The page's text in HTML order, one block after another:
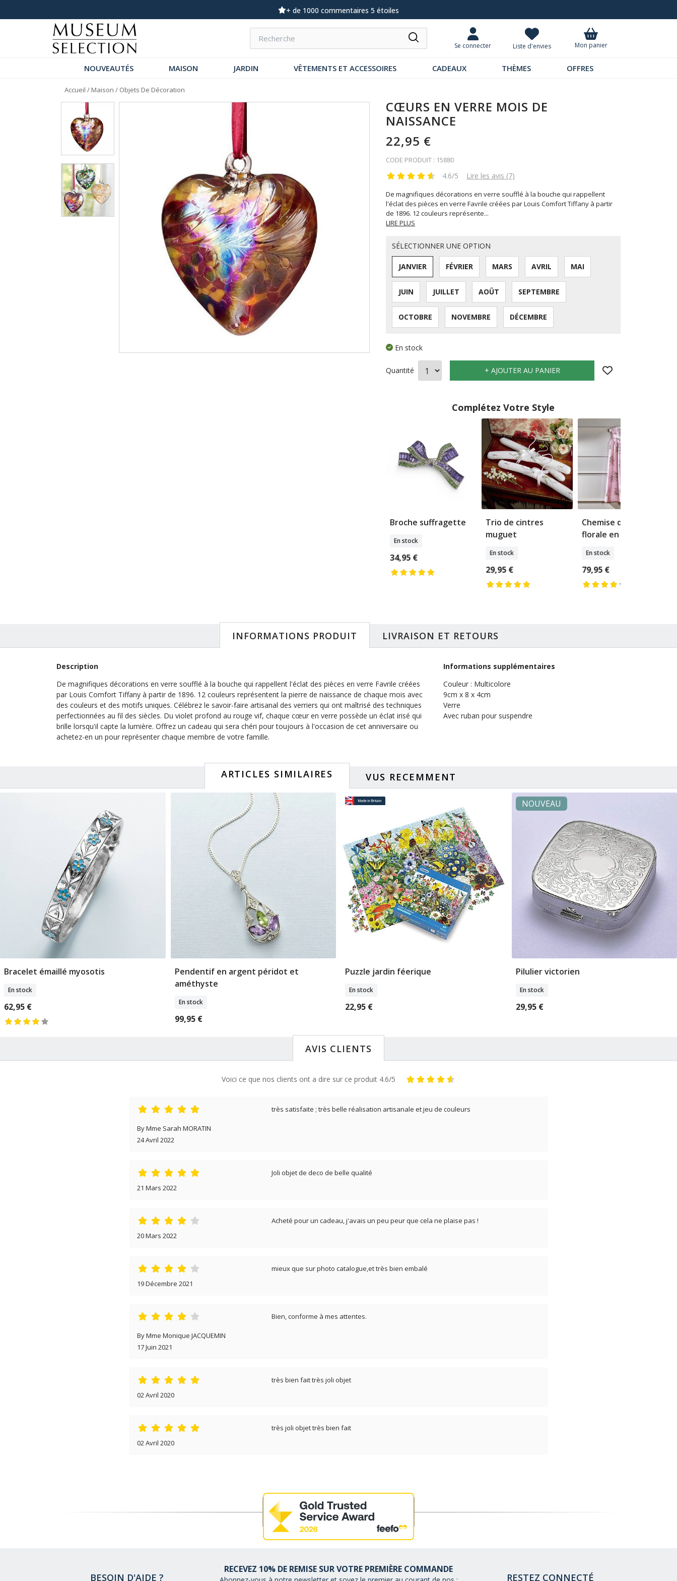
Demandez notre dernier catalogue
Se connecter Liste d'envies Mon panier
NOUVEAUTÉS MAISON JARDIN VÊTEMENTS ET ACCESSOIRES CADEAUX THÈMES OFFRES
Accueil / Maison / Objets De Décoration
CŒURS EN VERRE MOIS DE
NAISSANCE
22,95 €
CODE PRODUIT : 15880
4.6/5 Lire les avis (7)
De magnifiques décorations en verre soufflé à la bouche qui rappellent
l'éclat des pièces en verre Favrile créées par Louis Comfort Tiffany à partir
de 1896. 12 couleurs représente...
LIRE PLUS
SÉLECTIONNER UNE OPTION
JANVIER FÉVRIER MARS AVRIL MAI
JUIN JUILLET AOÛT SEPTEMBRE
OCTOBRE NOVEMBRE DÉCEMBRE
En stock
Quantité
Complétez Votre Style
Broche suffragette
En stock
34,95 €
Trio de cintres
muguet
En stock
29,95 €
Chemise de nuit
florale en coton
En stock
79,95 €
INFORMATIONS PRODUIT
Description
De magnifiques décorations en verre soufflé à la bouche qui rappellent l'éclat des pièces en verre Favrile créées
par Louis Comfort Tiffany à partir de 1896. 12 couleurs représentent la pierre de naissance de chaque mois avec
des couleurs et des motifs uniques. Célébrez le savoir-faire artisanal des verriers qui ont maîtrisé des techniques
perfectionnées au fil des siècles. Du violet profond au rouge vif, chaque cœur en verre possède un éclat irisé qui
brille lorsqu'il capte la lumière. Offrez un cadeau qui sera chéri pour toujours à l'occasion de cet anniversaire ou
achetez-en un pour représenter chaque membre de votre famille.
Informations supplémentaires
Couleur : Multicolore
9cm x 8 x 4cm
Verre
Avec ruban pour suspendre
LIVRAISON ET RETOURS
ARTICLES SIMILAIRES VUS RECEMMENT
Ajouter Au Panier
Bracelet émaillé myosotis
En stock
62,95 €
Ajouter Au Panier
Pendentif en argent péridot et
améthyste
En stock
99,95 €
Ajouter Au Panier
Puzzle jardin féerique
En stock
22,95 €
NOUVEAU
Ajouter Au Panier
Pilulier victorien
En stock
29,95 €
AVIS CLIENTS
Voici ce que nos clients ont a dire sur ce produit 4.6/5
By Mme Sarah MORATIN
24 Avril 2022
très satisfaite ; très belle réalisation artisanale et jeu de couleurs
21 Mars 2022
Joli objet de deco de belle qualité
20 Mars 2022
Acheté pour un cadeau, j'avais un peu peur que cela ne plaise pas !
19 Décembre 2021
mieux que sur photo catalogue,et très bien embalé
By Mme Monique JACQUEMIN
17 Juin 2021
Bien, conforme à mes attentes.
02 Avril 2020
très bien fait très joli objet
02 Avril 2020
très joli objet très bien fait
RECEVEZ 10% DE REMISE SUR VOTRE PREMIÈRE COMMANDE
RESTEZ CONNECTÉ
BESOIN D'AIDE ?